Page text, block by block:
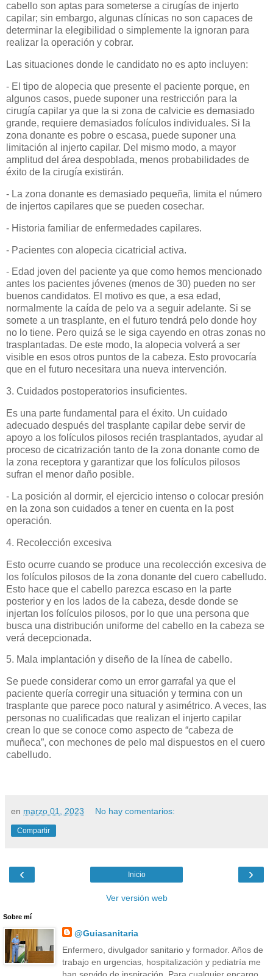
cabello son aptas para someterse a cirugías de injerto
capilar; sin embargo, algunas clínicas no son capaces de
determinar la elegibilidad o simplemente la ignoran para
realizar la operación y cobrar.
Las situaciones donde le candidato no es apto incluyen:
- El tipo de alopecia que presente el paciente porque, en
algunos casos, puede suponer una restricción para la
cirugía capilar ya que la si zona de calvicie es demasiado
grande, requiere demasiados folículos individuales. Si la
zona donante es pobre o escasa, puede suponer una
limitación al injerto capilar. Del mismo modo, a mayor
amplitud del área despoblada, menos probabilidades de
éxito de la cirugía existirán.
- La zona donante es demasiado pequeña, limita el número
de injertos capilares que se pueden cosechar.
- Historia familiar de enfermedades capilares.
- Pacientes con alopecia cicatricial activa.
- Edad joven del paciente ya que como hemos mencionado
antes los pacientes jóvenes (menos de 30) pueden no ser
buenos candidatos. El motivo es que, a esa edad,
normalmente la caída de pelo va a seguir adelante. Si se
somete a un trasplante, en el futuro tendrá pelo donde hoy
no lo tiene. Pero quizá se le siga cayendo en otras zonas no
trasplantadas. De este modo, la alopecia volverá a ser
visible en esos otros puntos de la cabeza. Esto provocaría
que en el futuro necesitara una nueva intervención.
3. Cuidados postoperatorios insuficientes.
Es una parte fundamental para el éxito. Un cuidado
adecuado después del trasplante capilar debe servir de
apoyo a los folículos pilosos recién trasplantados, ayudar al
proceso de cicatrización tanto de la zona donante como de
la zona receptora y garantizar que los folículos pilosos
sufran el menor daño posible.
- La posición al dormir, el ejercicio intenso o colocar presión
en la zona son cuidados a tener en cuenta en la post
operación.
4. Recolección excesiva
Esto ocurre cuando se produce una recolección excesiva de
los folículos pilosos de la zona donante del cuero cabelludo.
Esto hace que el cabello parezca escaso en la parte
posterior y en los lados de la cabeza, desde donde se
injertan los folículos pilosos, por lo que una persona que
busca una distribución uniforme del cabello en la cabeza se
verá decepcionada.
5. Mala implantación y diseño de la línea de cabello.
Se puede considerar como un error garrafal ya que el
paciente quería corregir una situación y termina con un
trasplante que parece poco natural y asimétrico. A veces, las
personas no cualificadas que realizan el injerto capilar
crean lo que se conoce como aspecto de “cabeza de
muñeca”, con mechones de pelo mal dispuestos en el cuero
cabelludo.
en marzo 01, 2023 No hay comentarios:
Compartir
‹ ›
Inicio
Ver versión web
Sobre mí
@Guiasanitaria
Enfermero, divulgador sanitario y formador. Años de
trabajo en urgencias, hospitalización y pediatría me